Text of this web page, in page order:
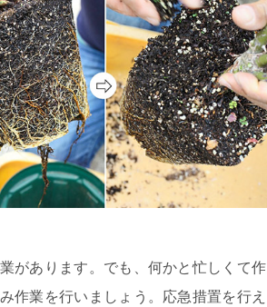
があります。でも、何かと忙しくて作
作業を行いましょう。応急措置を行え